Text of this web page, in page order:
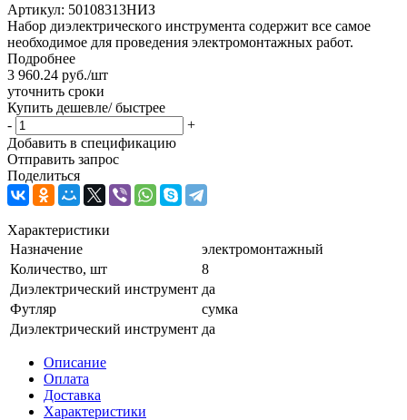
Артикул: 50108313НИЗ
Набор диэлектрического инструмента содержит все самое
необходимое для проведения электромонтажных работ.
Подробнее
3 960.24 руб./шт
уточнить сроки
Купить дешевле/ быстрее
-
+
Добавить в спецификацию
Отправить запрос
Поделиться
Характеристики
Назначение
электромонтажный
Количество, шт
8
Диэлектрический инструмент да
Футляр
сумка
Диэлектрический инструмент да
Описание
Оплата
Доставка
Характеристики